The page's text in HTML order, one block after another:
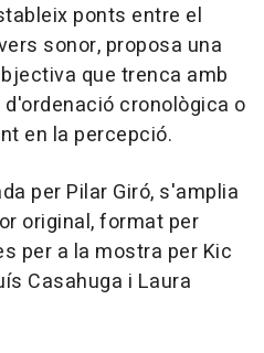
ponts entre el
sonor, proposa una
que trenca amb
cronològica o
en la percepció.
per Pilar Giró, s'amplia
original, format per
per a la mostra per Kic
Casahuga i Laura